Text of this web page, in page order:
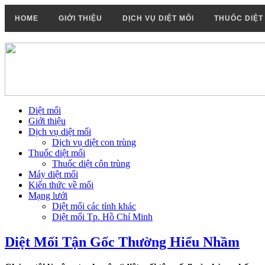
HOME GIỚI THIỆU DỊCH VỤ DIỆT MỐI THUỐC DIỆT
Diệt mối
Giới thiệu
Dịch vụ diệt mối
Dịch vụ diệt con trùng
Thuốc diệt mối
Thuốc diệt côn trùng
Máy diệt mối
Kiến thức về mối
Mạng lưới
Diệt mối các tỉnh khác
Diệt mối Tp. Hồ Chí Minh
Diệt Mối Tận Gốc Thường Hiểu Nhầm